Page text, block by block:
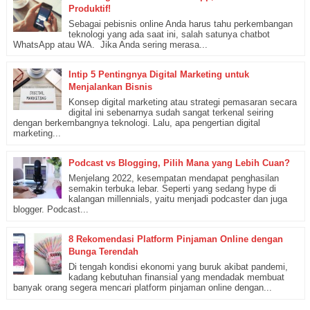
Produktif!
Sebagai pebisnis online Anda harus tahu perkembangan
teknologi yang ada saat ini, salah satunya chatbot
WhatsApp atau WA. Jika Anda sering merasa...
Intip 5 Pentingnya Digital Marketing untuk
Menjalankan Bisnis
Konsep digital marketing atau strategi pemasaran secara
digital ini sebenarnya sudah sangat terkenal seiring
dengan berkembangnya teknologi. Lalu, apa pengertian digital
marketing...
Podcast vs Blogging, Pilih Mana yang Lebih Cuan?
Menjelang 2022, kesempatan mendapat penghasilan
semakin terbuka lebar. Seperti yang sedang hype di
kalangan millennials, yaitu menjadi podcaster dan juga
blogger. Podcast...
8 Rekomendasi Platform Pinjaman Online dengan
Bunga Terendah
Di tengah kondisi ekonomi yang buruk akibat pandemi,
kadang kebutuhan finansial yang mendadak membuat
banyak orang segera mencari platform pinjaman online dengan...